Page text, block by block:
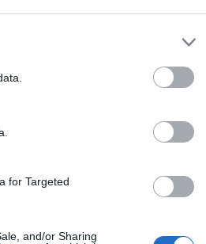
for Targeted
and/or Sharing